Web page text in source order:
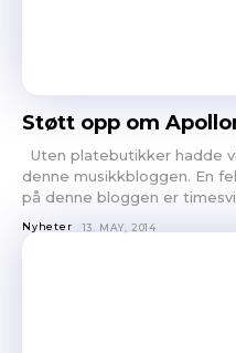
Støtt opp om
denne musikkbloggen. En
på denne bloggen er
Nyheter 13. MAY, 2014